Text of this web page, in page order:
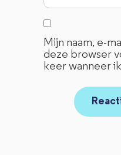
Mijn naam, e-
deze browser
keer wanneer